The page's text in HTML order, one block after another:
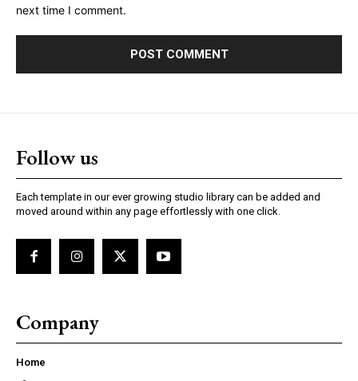
next time I comment.
Follow us
Each template in our ever growing studio library can be added and
moved around within any page effortlessly with one click.
Company
Home